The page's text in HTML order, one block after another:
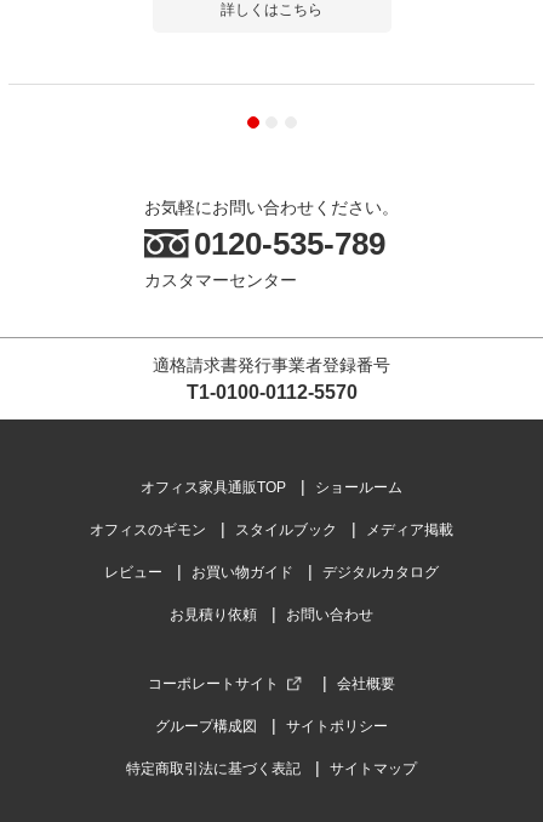
詳しくはこちら
お気軽にお問い合わせください。
0120-535-789
カスタマーセンター
適格請求書発行事業者登録番号
T1-0100-0112-5570
オフィス家具通販TOP ショールーム
オフィスのギモン スタイルブック メディア掲載
レビュー お買い物ガイド デジタルカタログ
お見積り依頼 お問い合わせ
コーポレートサイト 会社概要
グループ構成図 サイトポリシー
特定商取引法に基づく表記 サイトマップ